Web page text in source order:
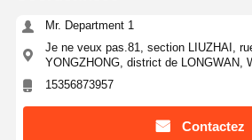
Mr. Department 1
Je ne veux pas.81, section LIUZHAI,
YONGZHONG, district de LONGWAN,
15356873957
Contactez